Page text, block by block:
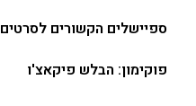
ספיישלים הקשורים לסרטים
פוקימון: הבלש פיקאצ'ו